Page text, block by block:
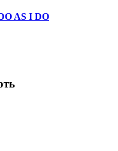
AS I DO